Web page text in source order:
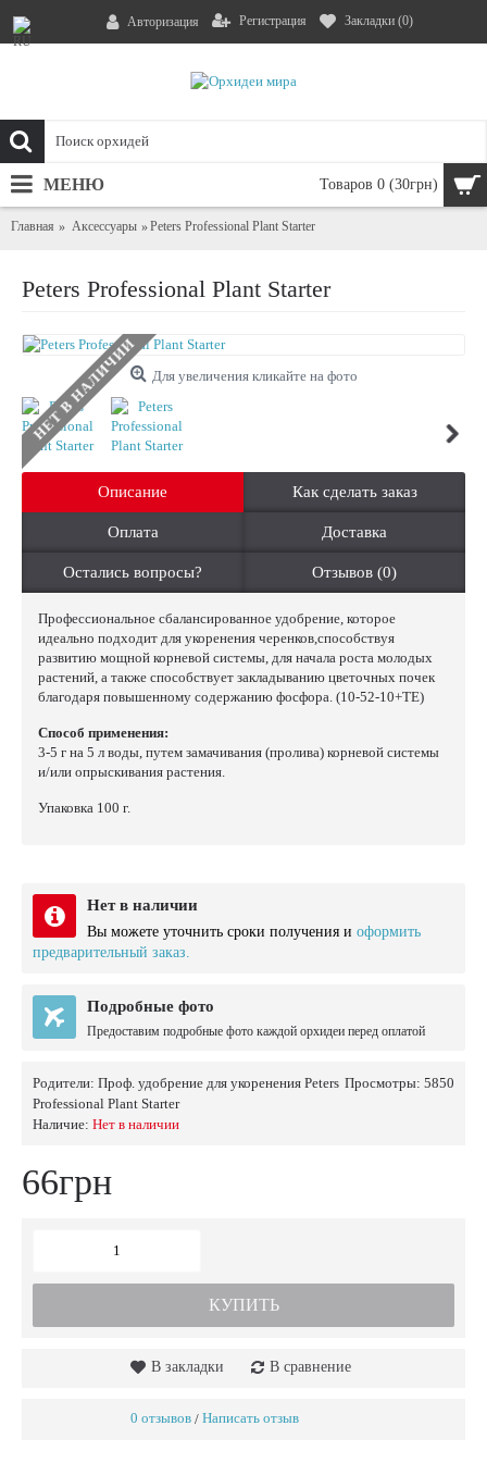
Авторизация Регистрация Закладки (0)
Товаров 0 (30грн)
МЕНЮ
Главная Аксессуары Peters Professional Plant Starter
Peters Professional Plant Starter
НЕТ В НАЛИЧИИ Для увеличения кликайте на фото
Описание Как сделать заказ
Оплата Доставка
Остались вопросы? Отзывов (0)
Профессиональное сбалансированное удобрение, которое
идеально подходит для укоренения черенков,способствуя
развитию мощной корневой системы, для начала роста молодых
растений, а также способствует закладыванию цветочных почек
благодаря повышенному содержанию фосфора. (10-52-10+TE)
Способ применения:
3-5 г на 5 л воды, путем замачивания (пролива) корневой системы
и/или опрыскивания растения.
Упаковка 100 г.
Нет в наличии
Вы можете уточнить сроки получения и оформить
предварительный заказ.
Подробные фото
Предоставим подробные фото каждой орхидеи перед оплатой
Просмотры: 5850
Родители: Проф. удобрение для укоренения Peters
Professional Plant Starter
Наличие: Нет в наличии
66грн
КУПИТЬ
В закладки В сравнение
0 отзывов / Написать отзыв